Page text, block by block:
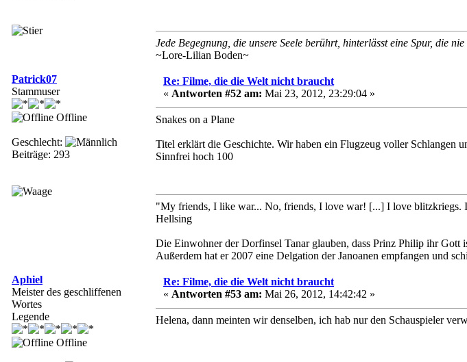
Jede Begegnung, die unsere Seele berührt, hinterlässt eine Spur, die
~Lore-Lilian Boden~
Patrick07
Stammuser
Offline
Geschlecht:
Beiträge: 293
Re: Filme, die die Welt nicht braucht
« Antworten #52 am: Mai 23, 2012, 23:29:04 »
Snakes on a Plane
Titel erklärt die Geschichte. Wir haben ein Flugzeug voller Schlangen
Sinnfrei hoch 100
"My friends, I like war... No, friends, I love war! [...] I love blitzkriegs.
Hellsing
Die Einwohner der Dorfinsel Tanar glauben, dass Prinz Philip ihr Gott
Außerdem hat er 2007 eine Delgation der Janoanen empfangen und
Aphiel
Meister des geschliffenen
Wortes
Legende
Offline
Re: Filme, die die Welt nicht braucht
« Antworten #53 am: Mai 26, 2012, 14:42:42 »
Helena, dann meinten wir denselben, ich hab nur den Schauspieler